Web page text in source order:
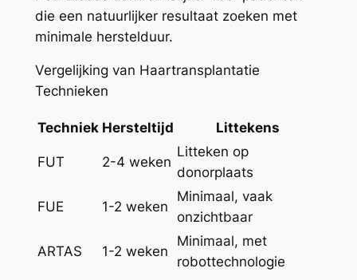
die een natuurlijker resultaat zoeken met
minimale herstelduur.
Vergelijking van Haartransplantatie
Technieken
Techniek Hersteltijd Littekens
FUT 2-4 weken
Litteken op
donorplaats
FUE 1-2 weken
Minimaal, vaak
onzichtbaar
ARTAS 1-2 weken
Minimaal, met
robottechnologie